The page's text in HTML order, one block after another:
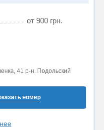
от 900 грн.
41 р-н. Подольский
номер